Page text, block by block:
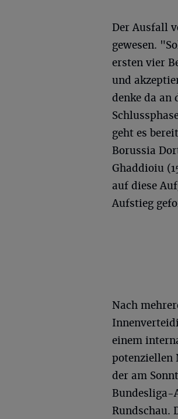
Der Ausfall
gewesen.
ersten vier
und
denke da an
geht es
Borussia
Ghaddioiu
auf diese
Aufstieg
Nach
einem
potenziellen
der am
Bundesliga-
Rundschau.